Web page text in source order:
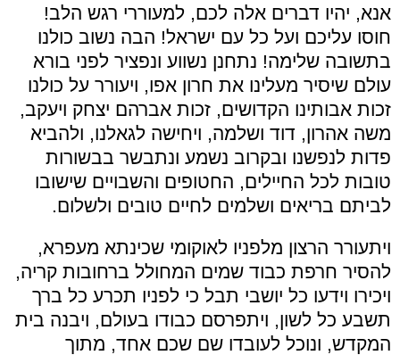
אנא, יהיו דברים אלה לכם, למעוררי רגש הלב!
חוסו עליכם ועל כל עם ישראל! הבה נשוב כולנו
בתשובה שלימה! נתחנן נשווע ונפציר לפני בורא
עולם שיסיר מעלינו את חרון אפו, ויעורר על כולנו
זכות אבותינו הקדושים, זכות אברהם יצחק ויעקב,
משה אהרון, דוד ושלמה, ויחישה לגאלנו, ולהביא
פדות לנפשנו ובקרוב נשמע ונתבשר בבשורות
טובות לכל החיילים, החטופים והשבויים שישובו
לביתם בריאים ושלמים לחיים טובים ולשלום.
ויתעורר הרצון מלפניו לאוקומי שכינתא מעפרא,
להסיר חרפת כבוד שמים המחולל ברחובות קריה,
ויכירו וידעו כל יושבי תבל כי לפניו תכרע כל ברך
תשבע כל לשון, ויתפרסם כבודו בעולם, ויבנה בית
המקדש, ונוכל לעובדו שם שכם אחד, מתוך